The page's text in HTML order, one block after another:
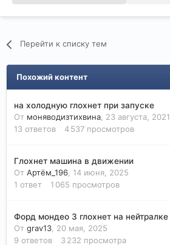
Перейти к списку тем
Похожий контент
на холодную глохнет при запуске
От моняводизтихвина 23 августа, 2021
13 ответов 4 537 просмотров
Глохнет машина в движении
От Артём_196 14 июня, 2025
1 ответ 1 065 просмотров
Форд мондео 3 глохнет на нейтралке
От grav13 20 мая, 2025
9 ответов 3 232 просмотра